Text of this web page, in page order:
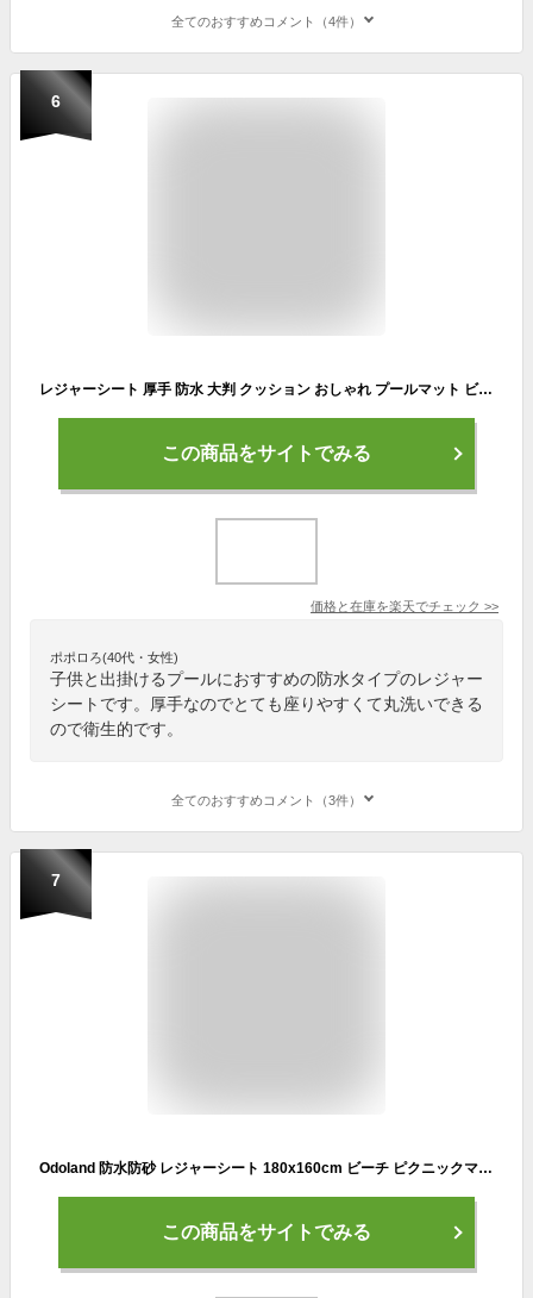
全てのおすすめコメント（4件）
6
レジャーシート 厚手 防水 大判 クッション おしゃれ プールマット ビーチマット チェック柄 総柄 折りたたみ コンパクト収納 持ち手付き 携帯便利 ピクニックシート ピクニックマット 花見 遠足 アウトドア バーベキュー 登山 キャンプ場 公園
この商品をサイトでみる
価格と在庫を楽天でチェック >>
ポポロろ(40代・女性)
子供と出掛けるプールにおすすめの防水タイプのレジャー
シートです。厚手なのでとても座りやすくて丸洗いできる
ので衛生的です。
全てのおすすめコメント（3件）
7
Odoland 防水防砂 レジャーシート 180x160cm ビーチ ピクニックマット 一体収納袋付き 速乾 軽量 コンパクト 折りたたみ テント グランドシート（ピンク）
この商品をサイトでみる